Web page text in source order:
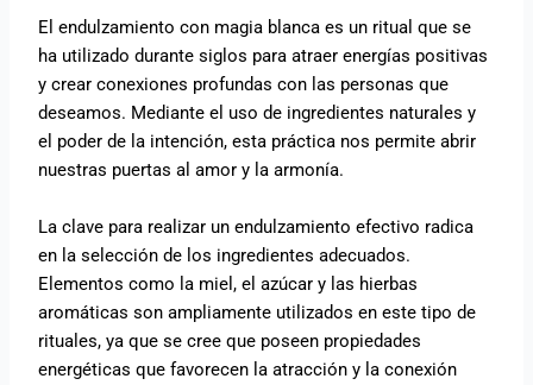
El endulzamiento con magia blanca es un ritual que se
ha utilizado durante siglos para atraer energías positivas
y crear conexiones profundas con las personas que
deseamos. Mediante el uso de ingredientes naturales y
el poder de la intención, esta práctica nos permite abrir
nuestras puertas al amor y la armonía.
La clave para realizar un endulzamiento efectivo radica
en la selección de los ingredientes adecuados.
Elementos como la miel, el azúcar y las hierbas
aromáticas son ampliamente utilizados en este tipo de
rituales, ya que se cree que poseen propiedades
energéticas que favorecen la atracción y la conexión